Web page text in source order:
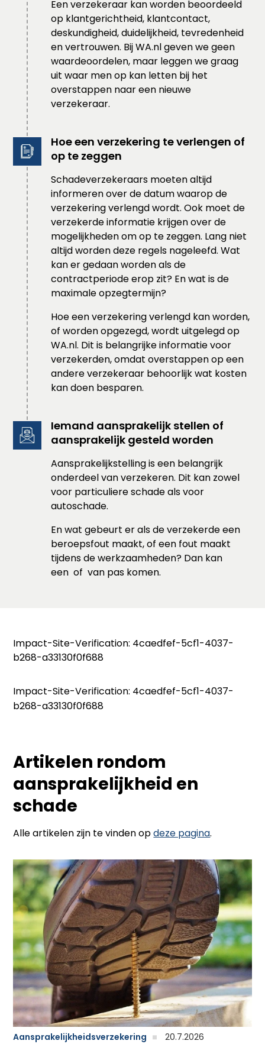
Een verzekeraar kan worden beoordeeld
op klantgerichtheid, klantcontact,
deskundigheid, duidelijkheid, tevredenheid
en vertrouwen. Bij WA.nl geven we geen
waardeoordelen, maar leggen we graag
uit waar men op kan letten bij het
overstappen naar een nieuwe
verzekeraar.
Hoe een verzekering te verlengen of
op te zeggen
Schadeverzekeraars moeten altijd
informeren over de datum waarop de
verzekering verlengd wordt. Ook moet de
verzekerde informatie krijgen over de
mogelijkheden om op te zeggen. Lang niet
altijd worden deze regels nageleefd. Wat
kan er gedaan worden als de
contractperiode erop zit? En wat is de
maximale opzegtermijn?
Hoe een verzekering verlengd kan worden,
of worden opgezegd, wordt uitgelegd op
WA.nl. Dit is belangrijke informatie voor
verzekerden, omdat overstappen op een
andere verzekeraar behoorlijk wat kosten
kan doen besparen.
Iemand aansprakelijk stellen of
aansprakelijk gesteld worden
Aansprakelijkstelling is een belangrijk
onderdeel van verzekeren. Dit kan zowel
voor particuliere schade als voor
autoschade.
En wat gebeurt er als de verzekerde een
beroepsfout maakt, of een fout maakt
tijdens de werkzaamheden? Dan kan
een of van pas komen.
Impact-Site-Verification: 4caedfef-5cf1-4037-
b268-a33130f0f688
Impact-Site-Verification: 4caedfef-5cf1-4037-
b268-a33130f0f688
Artikelen rondom
aansprakelijkheid en
schade
Alle artikelen zijn te vinden opdeze pagina.
Aansprakelijkheidsverzekering 20.7.2026